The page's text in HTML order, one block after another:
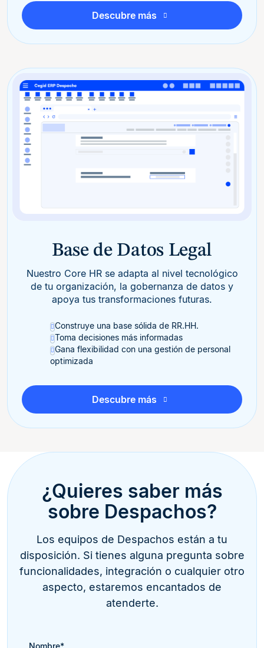
Descubre más
Base de Datos Legal
Nuestro Core HR se adapta al nivel tecnológico
de tu organización, la gobernanza de datos y
apoya tus transformaciones futuras.
Construye una base sólida de RR.HH.
Toma decisiones más informadas
Gana flexibilidad con una gestión de personal
optimizada
Descubre más
¿Quieres saber más
sobre Despachos?
Los equipos de Despachos están a tu
disposición. Si tienes alguna pregunta sobre
funcionalidades, integración o cualquier otro
aspecto, estaremos encantados de
atenderte.
Nombre*